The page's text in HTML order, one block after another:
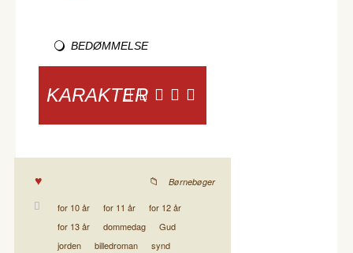
BEDØMMELSE
KARAKTER
Børnebøger
for 10 år for 11 år
for 12 år
for 13 år
dommedag
Gud
jorden
billedroman synd